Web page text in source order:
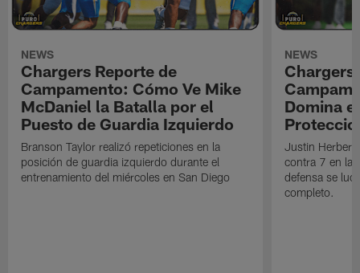
NEWS
Chargers Reporte de
Campamento: Cómo Ve Mike
McDaniel la Batalla por el
Puesto de Guardia Izquierdo
Branson Taylor realizó repeticiones en la
posición de guardia izquierdo durante el
entrenamiento del miércoles en San Diego
NEWS
Chargers
Domina
Justin Herbert
contra 7 en la
defensa se
completo.